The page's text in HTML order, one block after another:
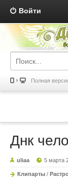
Войти
Полная
Днк
uliaa 5 марта
Клипарты /